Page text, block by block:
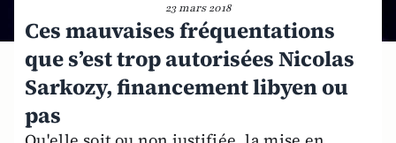
23 mars 2018
Ces mauvaises fréquentations
que s’est trop autorisées Nicolas
Sarkozy, financement libyen ou
pas